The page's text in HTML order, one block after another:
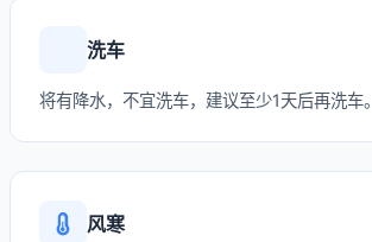
洗车
将有降水，不宜洗车，建议至少1天后再洗车。
风寒